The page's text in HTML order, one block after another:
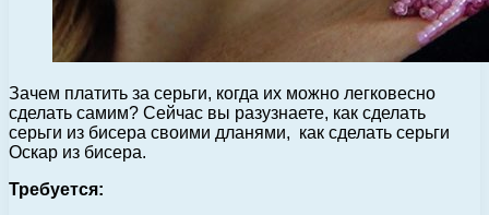
Зачем платить за серьги, когда их можно легковесно
сделать самим? Сейчас вы разузнаете, как сделать
серьги из бисера своими дланями, как сделать серьги
Оскар из бисера.
Требуется: